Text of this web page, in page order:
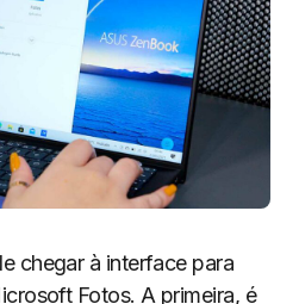
chegar à interface para
Fotos. A primeira, é